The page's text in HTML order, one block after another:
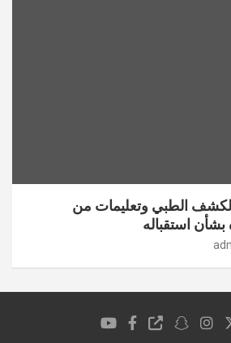
الطبي وتعليمات من
استقباله